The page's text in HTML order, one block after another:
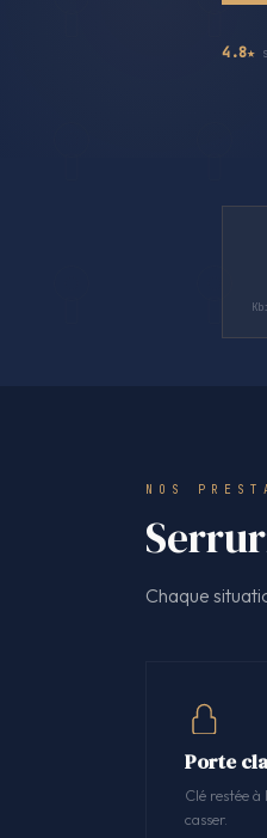
4.8★
NOS
Chaque
Porte
Clé restée
casser.